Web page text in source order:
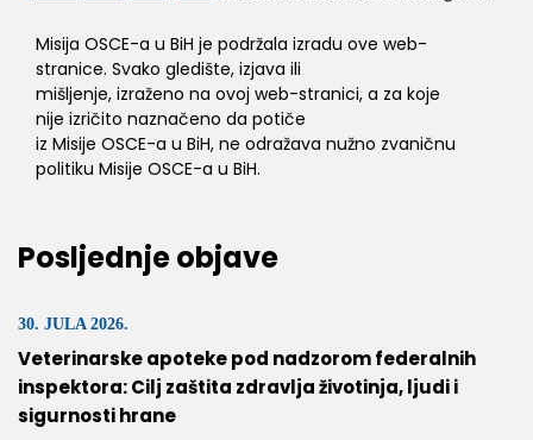
Misija OSCE-a u BiH je podržala izradu ove web-
stranice. Svako gledište, izjava ili
mišljenje, izraženo na ovoj web-stranici, a za koje
nije izričito naznačeno da potiče
iz Misije OSCE-a u BiH, ne odražava nužno zvaničnu
politiku Misije OSCE-a u BiH.
Posljednje objave
30. JULA 2026.
Veterinarske apoteke pod nadzorom federalnih
inspektora: Cilj zaštita zdravlja životinja, ljudi i
sigurnosti hrane